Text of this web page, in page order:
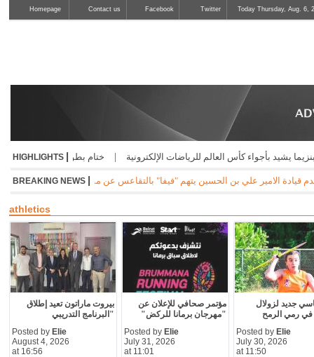
Homepage Contact us Facebook Twitter Today Thursday, Aug. 6,
HIGHLIGHTS |
ختام بطولات الجامعات بتأهّل عالمي لأبطال | كأس العالم للرياضات الإلكترونية
BREAKING NEWS |
عن مساعدة الأردن خلال مشاركته التاريخية الأولى فيمونديال 2026 ويكشف أنه أُبلغ شفهياً أن دعمه لإنفانتينو قد يسهم في
athletics
بيروت ماراتون تعيد إطلاق
"البرنامج التدريبي
Posted by Elie
August 4, 2026
at 16:56
مؤتمر صحافي للإعلان عن
"مهرجان برمانا للركض"
Posted by Elie
July 31, 2026
at 11:01
جديد لزولال
في رمي الرمح
Posted by Elie
July 30, 2026
at 11:50